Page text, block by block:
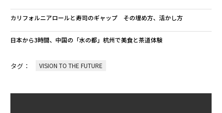
カリフォルニアロールと寿司のギャップ その埋め方、活かし方
日本から3時間、中国の「水の都」杭州で美食と茶道体験
タグ： VISION TO THE FUTURE